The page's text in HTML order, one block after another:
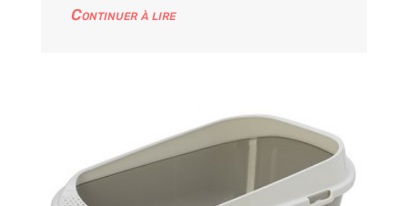
Continuer à lire